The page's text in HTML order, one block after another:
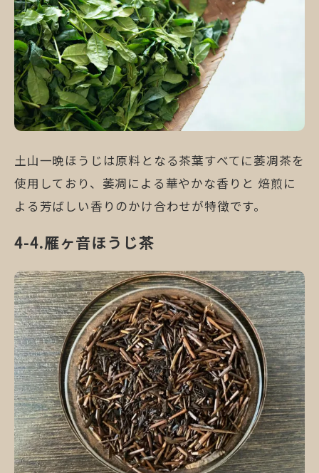
土山一晩ほうじは原料となる茶葉すべてに萎凋茶を
使用しており、萎凋による華やかな香りと 焙煎に
よる芳ばしい香りのかけ合わせが特徴です。
雁ヶ音ほうじ茶